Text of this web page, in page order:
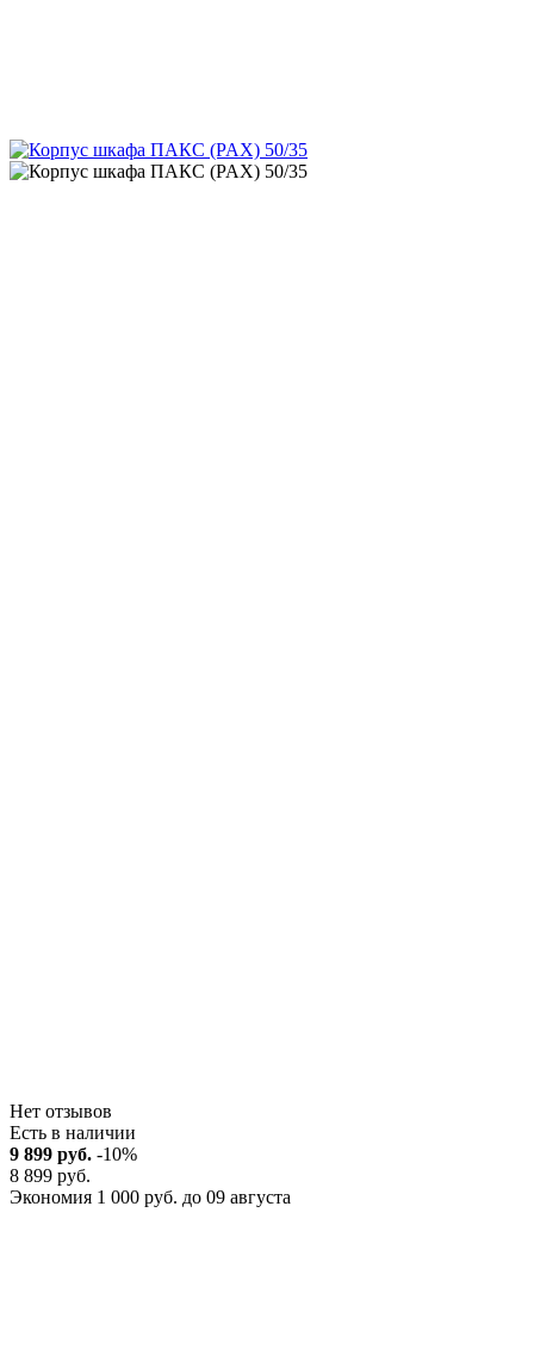
Нет отзывов
Есть в наличии
9 899 руб. -10%
8 899 руб.
Экономия 1 000 руб. до 09 августа